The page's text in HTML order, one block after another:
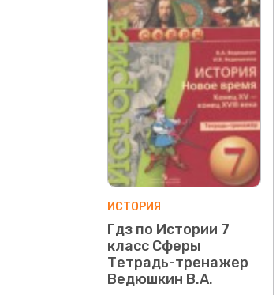
ИСТОРИЯ
Гдз по Истории 7
класс Сферы
Тетрадь-тренажер
Ведюшкин В.А.